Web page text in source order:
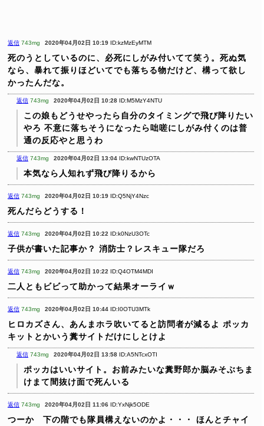
返信 743mg 2020年04月02日 10:19 ID:kzMzEyMTM
死のうとしているのに、必死にしがみ付いてて笑う。死ぬ気
なら、暴れて振りほどいてでも落ちる物だけど、構って欲し
かったんだな。
返信 743mg 2020年04月02日 10:28 ID:M5MzY4NTU
この娘もどうせやったら自分のタイミングで飛び降りたい
やろ 不意に落ちそうになったら咄嗟にしがみ付くのは普
通の反応やと思うわ
返信 743mg 2020年04月02日 13:04 ID:kwNTUzOTA
本気なら人知れず飛び降りるから
返信 743mg 2020年04月02日 10:19 ID:Q5NjY4Nzc
死んだらどうする！
返信 743mg 2020年04月02日 10:22 ID:k0NzU3OTc
子供が書いた記事か？ 消防士？レスキュー隊だろ
返信 743mg 2020年04月02日 10:22 ID:Q4OTM4MDI
二人ともビビって助かって結果オーライｗ
返信 743mg 2020年04月02日 10:44 ID:I0OTU3MTk
ヒロカズさん、あんまホラ吹いてると訪問者が減るよ ポッカ
キットとかいう糞サイトだけにしとけよ
返信 743mg 2020年04月02日 13:58 ID:A5NTcxOTI
ポッカはいいサイト。お前みたいな糞野郎か脳みそぶちま
けまて間抜け面で死んいる
返信 743mg 2020年04月02日 11:06 ID:YxNjk5ODE
つーか 下の階でも隊員構えないのかよ・・・
ほんとチャイ